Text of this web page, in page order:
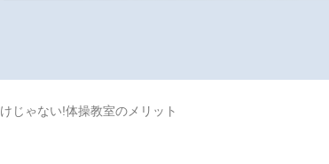
じゃない!体操教室のメリット